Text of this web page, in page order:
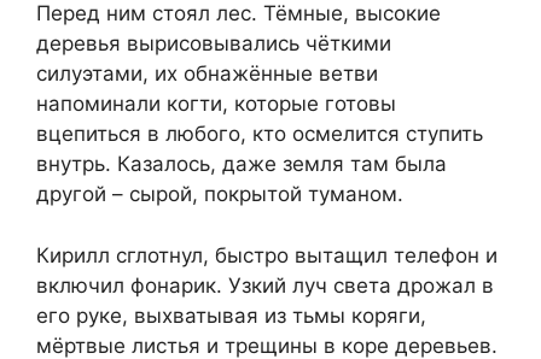
Перед ним стоял лес. Тёмные, высокие
деревья вырисовывались чёткими
силуэтами, их обнажённые ветви
напоминали когти, которые готовы
вцепиться в любого, кто осмелится ступить
внутрь. Казалось, даже земля там была
другой – сырой, покрытой туманом.
Кирилл сглотнул, быстро вытащил телефон и
включил фонарик. Узкий луч света дрожал в
его руке, выхватывая из тьмы коряги,
мёртвые листья и трещины в коре деревьев.